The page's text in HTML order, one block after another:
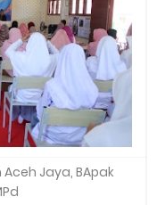
Jaya, BApak